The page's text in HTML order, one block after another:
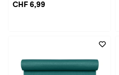
CHF 6,99